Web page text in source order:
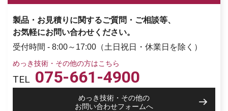
製品・お見積りに関するご質問・ご相談等、
お気軽にお問い合わせください。
受付時間 - 8:00～17:00（土日祝日・休業日を除く）
めっき技術・その他の方はこちら
TEL 075-661-4900
めっき技術・その他の
お問い合わせフォームへ